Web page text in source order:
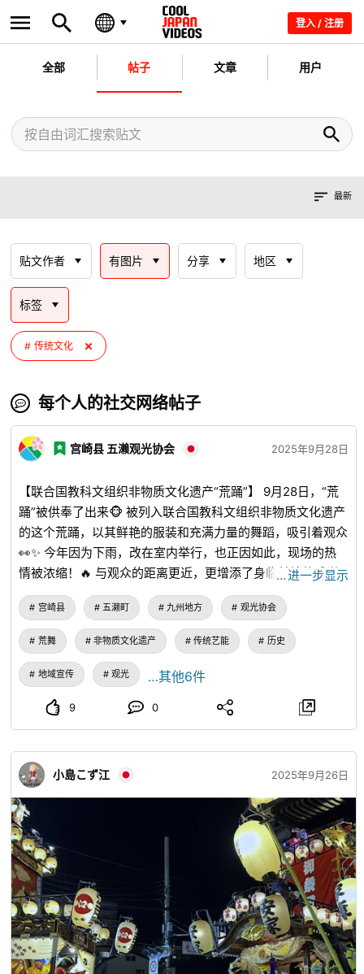
登入 / 注册
全部 帖子 文章 用户
最新
贴文作者 有图片 分享 地区
标签
传统文化
每个人的社交网络帖子
宫崎县 五濑观光协会 2025年9月28日
【联合国教科文组织非物质文化遗产“荒踊”】 9月28日，“荒
踊”被供奉了出来🐵 被列入联合国教科文组织非物质文化遗产
的这个荒踊，以其鲜艳的服装和充满力量的舞蹈，吸引着观众
👀✨ 今年因为下雨，改在室内举行，也正因如此，现场的热
情被浓缩！🔥 与观众的距离更近，更增添了身临其境的感觉
👍 而支撑这项传统的是当地的未来✨ 坂本小学的儿童与当地
的成年人一起，以认真的表情继承舞蹈的身姿，赢得了观众热
烈的掌声👏
…进一步显示
宫崎县 五濑町 九州地方 观光协会
荒舞 非物质文化遗产 传统艺能 历史
地域宣传 观光 …其他6件
9 0
小島こず江 2025年9月26日